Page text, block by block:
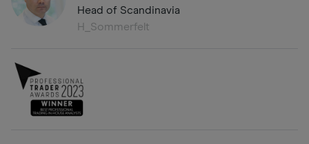
Head of Scandinavia
H_Sommerfelt